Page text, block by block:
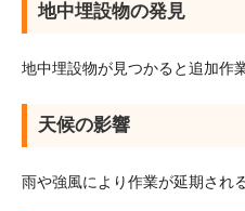
地中埋設物の発見
地中埋設物が見つかると追加作
天候の影響
雨や強風により作業が延期され